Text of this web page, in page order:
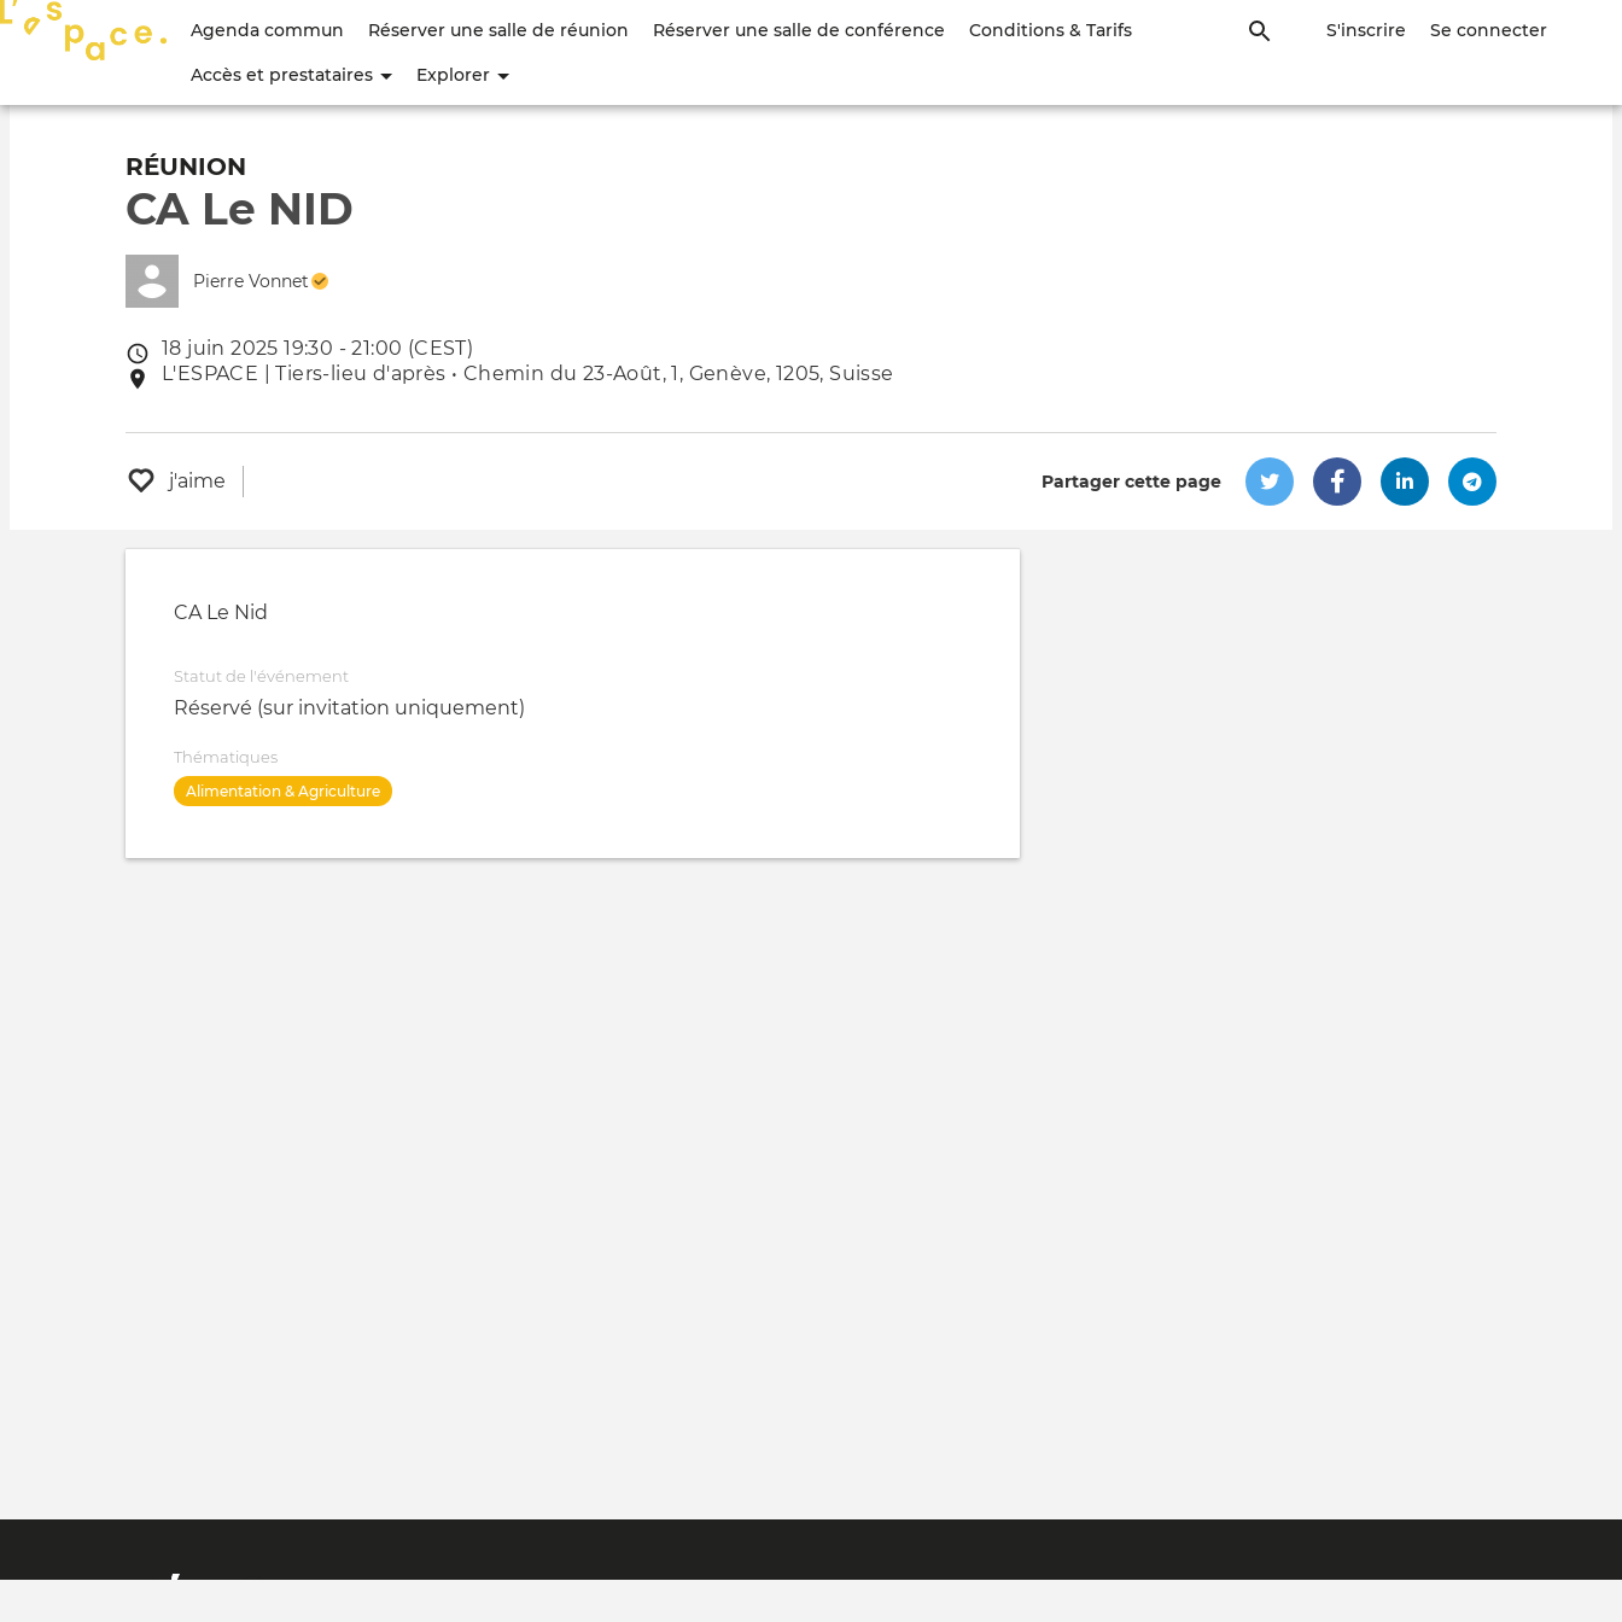
principal
Menu
compte
l'utilisateur
S'inscrire Se connecter
Agenda commun Réserver une salle de réunion Réserver une salle de conférence Conditions & Tarifs
Accès et prestataires Explorer
RÉUNION
CA Le NID
Pierre Vonnet
Date
de
18 juin 2025 19:30 - 21:00 (CEST)
Lieu
l'événement
L'ESPACE | Tiers-lieu d'après • Chemin du 23-Août, 1, Genève, 1205, Suisse
j'aime Partager cette page
CA Le Nid
Statut de l'événement
Réservé (sur invitation uniquement)
Thématiques
Alimentation & Agriculture